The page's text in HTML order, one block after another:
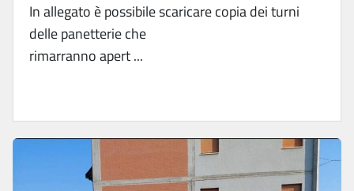
In allegato è possibile scaricare copia dei turni
delle panetterie che
rimarranno apert ...